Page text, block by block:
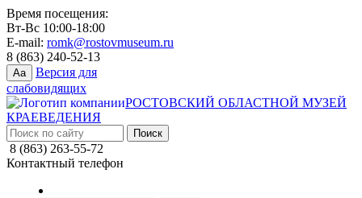
Время посещения:
Вт-Вс 10:00-18:00
E-mail: romk@rostovmuseum.ru
8 (863) 240-52-13
Aa
Версия для
слабовидящих
РОСТОВСКИЙ ОБЛАСТНОЙ МУЗЕЙ
КРАЕВЕДЕНИЯ
8 (863) 263-55-72
Контактный телефон